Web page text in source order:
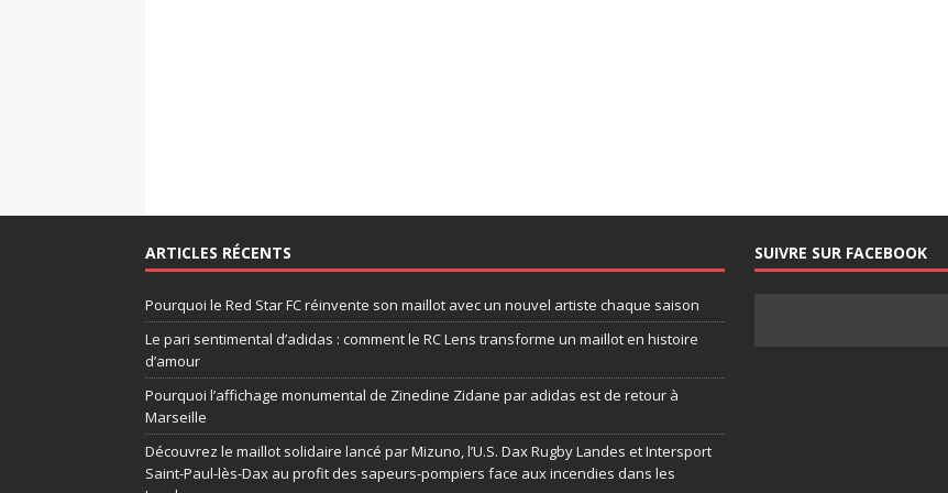
ARTICLES RÉCENTS
Pourquoi le Red Star FC réinvente son maillot avec un nouvel artiste chaque saison
Le pari sentimental d’adidas : comment le RC Lens transforme un maillot en histoire
d’amour
Pourquoi l’affichage monumental de Zinedine Zidane par adidas est de retour à
Marseille
Découvrez le maillot solidaire lancé par Mizuno, l’U.S. Dax Rugby Landes et Intersport
Saint-Paul-lès-Dax au profit des sapeurs-pompiers face aux incendies dans les
SUIVRE SUR FACEBOOK